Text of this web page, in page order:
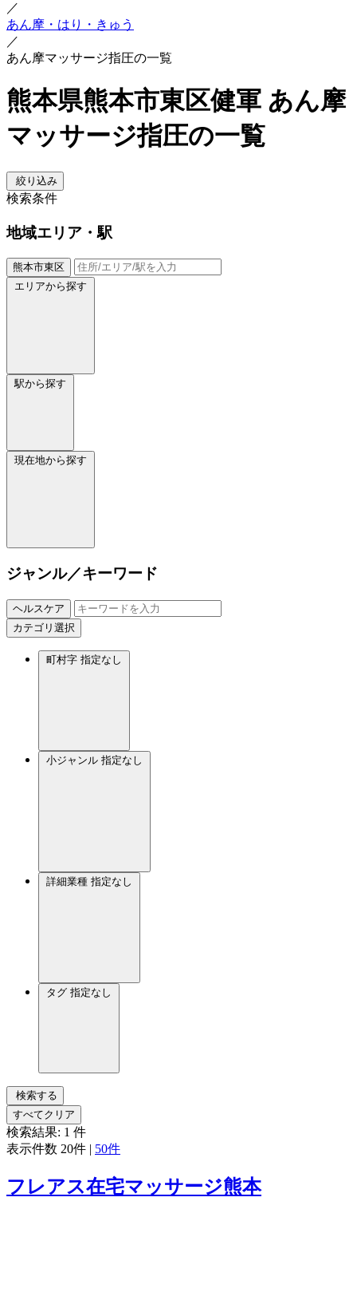
／
あん摩・はり・きゅう
／
あん摩マッサージ指圧の一覧
熊本県熊本市東区健軍 あん摩
マッサージ指圧の一覧
絞り込み
検索条件
地域エリア・駅
熊本市東区
エリアから探す
駅から探す
現在地から探す
ジャンル／キーワード
ヘルスケア
カテゴリ選択
町村字 指定なし
小ジャンル 指定なし
詳細業種 指定なし
タグ 指定なし
検索する
すべてクリア
検索結果: 1 件
表示件数 20件 | 50件
フレアス在宅マッサージ熊本